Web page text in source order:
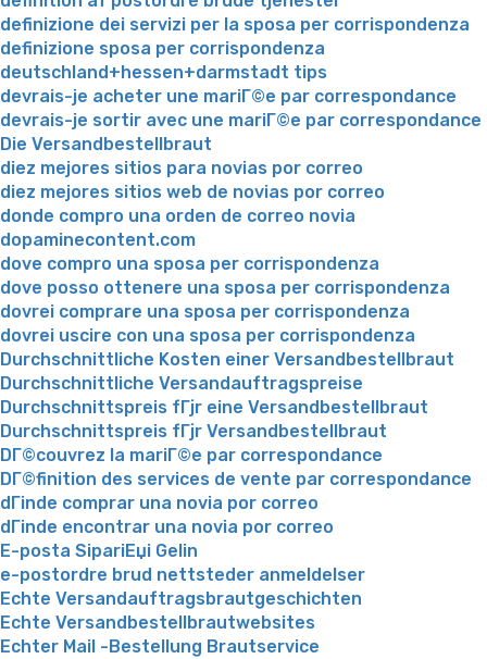
definizione dei servizi per la sposa per corrispondenza
definizione sposa per corrispondenza
deutschland+hessen+darmstadt tips
devrais-je acheter une mariГ©e par correspondance
devrais-je sortir avec une mariГ©e par correspondance
Die Versandbestellbraut
diez mejores sitios para novias por correo
diez mejores sitios web de novias por correo
donde compro una orden de correo novia
dopaminecontent.com
dove compro una sposa per corrispondenza
dove posso ottenere una sposa per corrispondenza
dovrei comprare una sposa per corrispondenza
dovrei uscire con una sposa per corrispondenza
Durchschnittliche Kosten einer Versandbestellbraut
Durchschnittliche Versandauftragspreise
Durchschnittspreis fГјr eine Versandbestellbraut
Durchschnittspreis fГјr Versandbestellbraut
DГ©couvrez la mariГ©e par correspondance
DГ©finition des services de vente par correspondance
dГіnde comprar una novia por correo
dГіnde encontrar una novia por correo
E-posta SipariЕџi Gelin
e-postordre brud nettsteder anmeldelser
Echte Versandauftragsbrautgeschichten
Echte Versandbestellbrautwebsites
Echter Mail -Bestellung Brautservice